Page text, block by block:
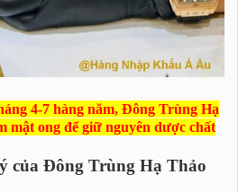
4-7 hàng năm, Đông Trùng Hạ
mật ong để giữ nguyên dược chất
của Đông Trùng Hạ Thảo